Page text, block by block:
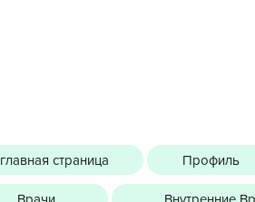
главная страница Профиль